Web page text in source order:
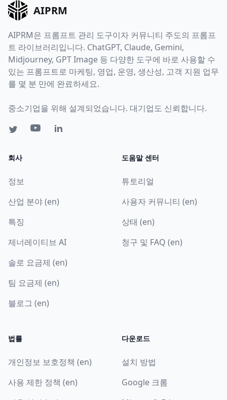
AIPRM
AIPRM은 프롬프트 관리 도구이자 커뮤니티 주도의 프롬프
트 라이브러리입니다. ChatGPT, Claude, Gemini,
Midjourney, GPT Image 등 다양한 도구에 바로 사용할 수
있는 프롬프트로 마케팅, 영업, 운영, 생산성, 고객 지원 업무
를 몇 분 만에 완료하세요.
중소기업을 위해 설계되었습니다. 대기업도 신뢰합니다.
회사
정보
산업 분야 (en)
특징
제너레이티브 AI
솔로 요금제 (en)
팀 요금제 (en)
블로그 (en)
도움말 센터
튜토리얼
사용자 커뮤니티 (en)
상태 (en)
청구 및 FAQ (en)
법률
개인정보 보호정책 (en)
사용 제한 정책 (en)
다운로드
설치 방법
Google 크롬